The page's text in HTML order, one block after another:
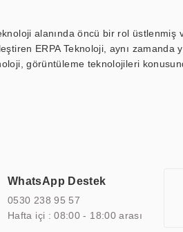
alanında öncü bir rol
ERPA Teknoloji, aynı
görüntüleme teknolojileri
kalite belgelerine ve sertifikalara
ile iş ortaklarının öne
WhatsApp Destek
0530 238 95 57
Hafta içi : 08:00 - 18:00 arası